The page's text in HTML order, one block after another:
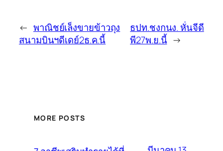
← พาณิชย์เล็งขายข้าวถุง
สนามบินฯดีเดย์2ธ.ค.นี้
ธปท.ชงกนง. หั่นจีดี
พี27พ.ย.นี้ →
MORE POSTS